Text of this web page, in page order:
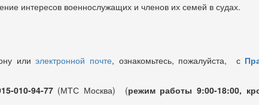
интересов военнослужащих и членов их семей в судах.
илиэлектронной почте, ознакомьтесь, пожалуйста, с
010-94-77 (МТС Москва) (режим работы 9:00-18:00,